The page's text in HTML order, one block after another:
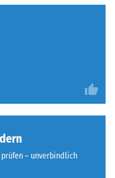
– unverbindlich